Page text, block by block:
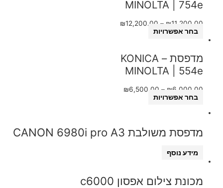
MINOLTA | 754e
₪11,200.00
–
₪12,200.00
בחר אפשרויות
מדפסת – KONICA
MINOLTA | 554e
₪6,000.00
–
₪6,500.00
בחר אפשרויות
מדפסת משולבת CANON 6980i pro A3
מידע נוסף
מכונת צילום אפסון c6000